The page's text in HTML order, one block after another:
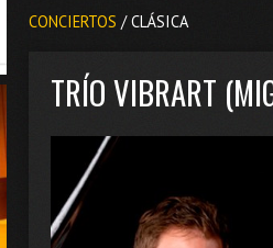
CONCIERTOS / CLÁSICA
TRÍO VIBRART